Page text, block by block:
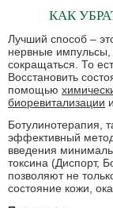
КАК
Лучший способ –
нервные
сокращаться. То
Восстановить
помощью
биоревитализации и
Ботулинотерапия,
эффективный
введения
токсина (Диспорт,
позволяют не
состояние кожи,